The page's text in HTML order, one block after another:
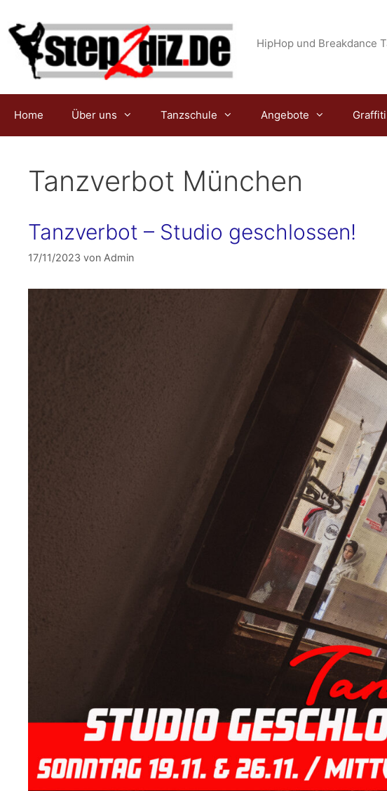
Inhalt
springen
HipHop und Breakdance
Home Über uns Tanzschule Angebote Graffiti
Tanzverbot München
Tanzverbot – Studio geschlossen!
17/11/2023 von Admin